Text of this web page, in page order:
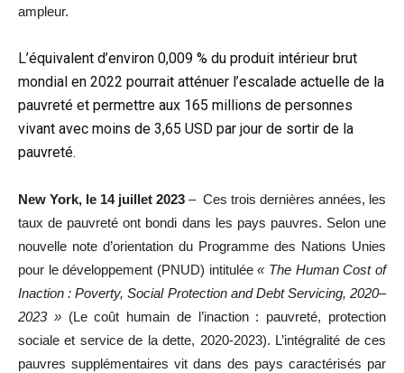
ampleur.
L’équivalent d’environ 0,009 % du produit intérieur brut
mondial en 2022 pourrait atténuer l’escalade actuelle de la
pauvreté et permettre aux 165 millions de personnes
vivant avec moins de 3,65 USD par jour de sortir de la
pauvreté.
New York, le 14 juillet 2023 – Ces trois dernières années, les
taux de pauvreté ont bondi dans les pays pauvres. Selon une
nouvelle note d’orientation du Programme des Nations Unies
pour le développement (PNUD) intitulée« The Human Cost of
Inaction : Poverty, Social Protection and Debt Servicing, 2020–
2023 »(Le coût humain de l’inaction : pauvreté, protection
sociale et service de la dette, 2020-2023). L’intégralité de ces
pauvres supplémentaires vit dans des pays caractérisés par